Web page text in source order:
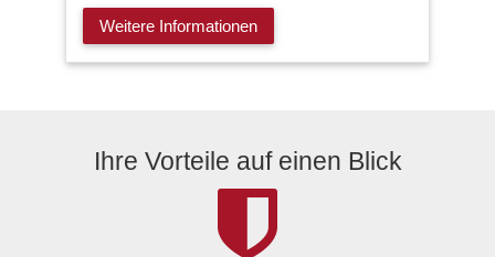
Weitere Informationen
Ihre Vorteile auf einen Blick